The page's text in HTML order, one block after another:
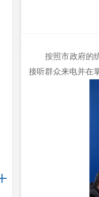
按照市政府的
接听群众来电并在